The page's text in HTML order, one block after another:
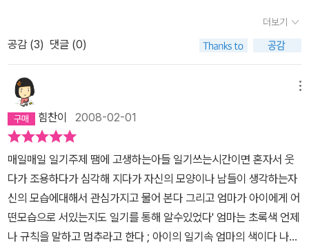
서특별한 날과 연관된 것을 제외하고 대부분의 글감들은쓰고 싶은 날
쓰면 더 효과적일 듯하다.표현력이 있는 3학년이라면 제법 효과가 있
겠고,고학년이라면 좀더 자유롭게 활용할 수 있을 듯하다.날마다 다
양한 형식의 글을 쓸 수 있는 계기를 마련한다는 점에서 좋다.
더보기
공감 (3) 댓글 (0)
힘찬이 2008-02-01
매일매일 일기주제 땜에 고생하는아들 일기쓰는시간이면 혼자서 웃
다가 조용하다가 심각해 지다가 자신의 모양이나 남들이 생각하는자
신의 모습에대해서 관심가지고 물어 본다 그리고 엄마가 아이에게 어
떤모습으로 서있는지도 일기를 통해 알수있었다' 엄마는 초록색 언제
나 규칙을 말하고 멈추라고 한다 ; 아이의 일기속 엄마의 색이다 나도